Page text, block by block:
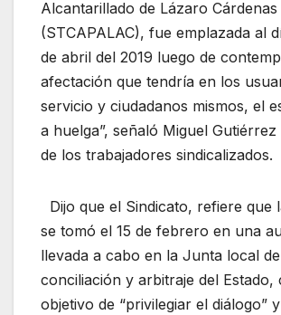
Alcantarillado de Lázaro Cárdenas
(STCAPALAC), fue emplazada al
de abril del 2019 luego de
afectación que tendría en los
servicio y ciudadanos mismos, el
a huelga”, señaló Miguel
de los trabajadores sindicalizados.
Dijo que el Sindicato, refiere que
se tomó el 15 de febrero en una
llevada a cabo en la Junta local de
conciliación y arbitraje del Estado,
objetivo de “privilegiar el diálogo”